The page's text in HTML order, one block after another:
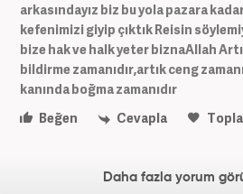
arkasındayız biz bu yola pazara
kefenimizi giyip çıktık Reisin
bize hak ve halk yeter biznaAllah
bildirme zamanıdır,artık ceng
kanında boğma zamanıdır
Beğen
Cevapla
Daha fazla yorum